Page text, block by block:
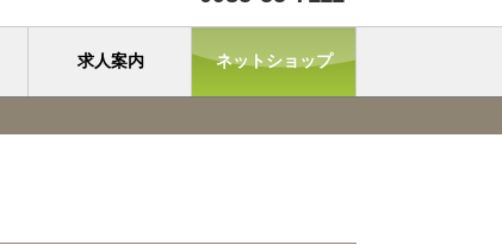
求人案内 ネットショップ